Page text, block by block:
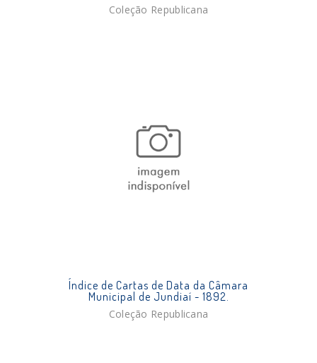
Coleção Republicana
Índice de Cartas de Data da Câmara
Municipal de Jundiaí - 1892.
Coleção Republicana